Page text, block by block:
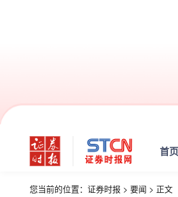
首页
您当前的位置： 证券时报 > 要闻 > 正文